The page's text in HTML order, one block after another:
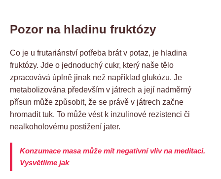
Pozor na hladinu fruktózy
Co je u frutariánství potřeba brát v potaz, je hladina
fruktózy. Jde o jednoduchý cukr, který naše tělo
zpracovává úplně jinak než například glukózu. Je
metabolizována především v játrech a její nadměrný
přísun může způsobit, že se právě v játrech začne
hromadit tuk. To může vést k inzulinové rezistenci či
nealkoholovému postižení jater.
Konzumace masa může mít negativní vliv na meditaci.
Vysvětlíme jak